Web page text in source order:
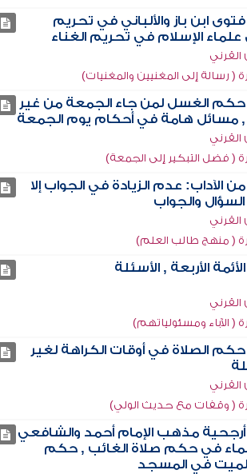
فتوى ابن باز والألباني في تحريم
علماء الإسلام في تحريم الغناء
رسالة إلى المغنيين والمغنيات)
حكم الغسل لمن جاء الجمعة من غير
, مسائل هامة في أحكام يوم الجمعة
( فضل التبكير إلى الجمعة)
من الآداب: عدم الزيادة في الجواب إلا
والجواب
( منهج طالب العلم)
الأئمة الأربعة , الأسئلة
الآباء ومسئولياتهم)
حكم الصلاة في أوقات الكراهة لغير
( وقفات مع حديث الولي)
أرجحية مذهب الإمام أحمد والشافعي
في حكم صلاة الغائب , حكم
في المسجد